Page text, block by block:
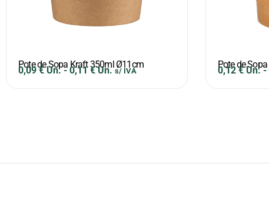
Pote de Sopa Kraft 350ml Ø11cm
0,09€ Un.-0,11€ Un. s/ IVA
Pote de
0,12€ Un.-